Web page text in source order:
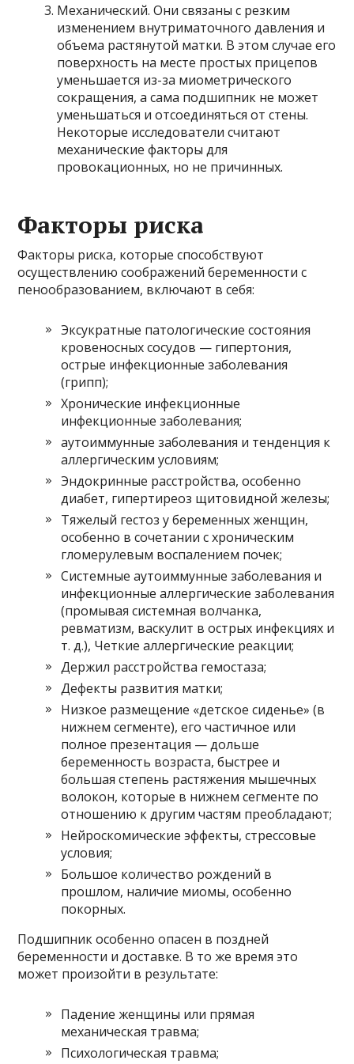
Механический. Они связаны с резким
изменением внутриматочного давления и
объема растянутой матки. В этом случае его
поверхность на месте простых прицепов
уменьшается из-за миометрического
сокращения, а сама подшипник не может
уменьшаться и отсоединяться от стены.
Некоторые исследователи считают
механические факторы для
провокационных, но не причинных.
Факторы риска
Факторы риска, которые способствуют
осуществлению соображений беременности с
пенообразованием, включают в себя:
Эксукратные патологические состояния
кровеносных сосудов — гипертония,
острые инфекционные заболевания
(грипп);
Хронические инфекционные
инфекционные заболевания;
аутоиммунные заболевания и тенденция к
аллергическим условиям;
Эндокринные расстройства, особенно
диабет, гипертиреоз щитовидной железы;
Тяжелый гестоз у беременных женщин,
особенно в сочетании с хроническим
гломерулевым воспалением почек;
Системные аутоиммунные заболевания и
инфекционные аллергические заболевания
(промывая системная волчанка,
ревматизм, васкулит в острых инфекциях и
т. д.), Четкие аллергические реакции;
Держил расстройства гемостаза;
Дефекты развития матки;
Низкое размещение «детское сиденье» (в
нижнем сегменте), его частичное или
полное презентация — дольше
беременность возраста, быстрее и
большая степень растяжения мышечных
волокон, которые в нижнем сегменте по
отношению к другим частям преобладают;
Нейроскомические эффекты, стрессовые
условия;
Большое количество рождений в
прошлом, наличие миомы, особенно
покорных.
Подшипник особенно опасен в поздней
беременности и доставке. В то же время это
может произойти в результате:
Падение женщины или прямая
механическая травма;
Психологическая травма;